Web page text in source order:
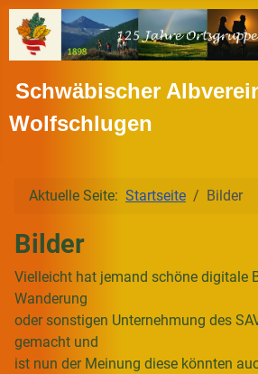
Schwäbischer
Wolfschlugen
Aktuelle Seite: Startseite Bilder
Bilder
Vielleicht hat jemand schöne digitale
Wanderung
oder sonstigen Unternehmung des
gemacht und
ist nun der Meinung diese könnten